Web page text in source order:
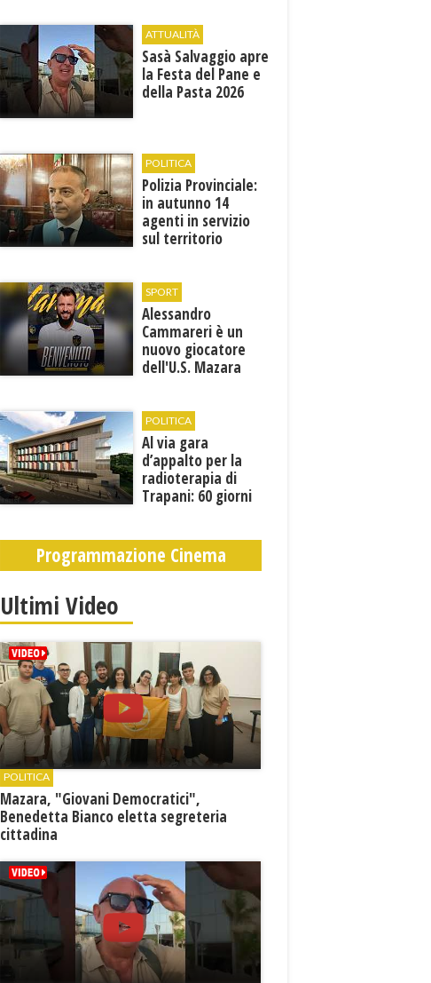
ATTUALITÀ
Sasà Salvaggio apre
la Festa del Pane e
della Pasta 2026
POLITICA
Polizia Provinciale:
in autunno 14
agenti in servizio
sul territorio
SPORT
Alessandro
Cammareri è un
nuovo giocatore
dell'U.S. Mazara
POLITICA
Al via gara
d’appalto per la
radioterapia di
Trapani: 60 giorni
Programmazione Cinema
Ultimi Video
POLITICA
Mazara, "Giovani Democratici",
Benedetta Bianco eletta segreteria
cittadina